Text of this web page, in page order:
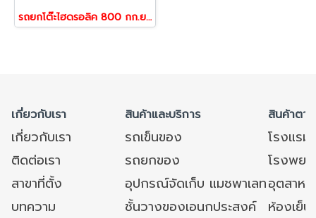
รถยกโต๊ะไฮดรอลิค 800 กก.ยกสูงพิเศษ1.5เมตร Table Lift Truck รุ่น 53403 | Work mate
เกี่ยวกับเรา สินค้าและบริการ สินค้าตา
เกี่ยวกับเรา รถเข็นของ
โรงแร
ติดต่อเรา
รถยกของ
โรงพย
สาขาที่ตั้ง
อุปกรณ์จัดเก็บ แมชพาเลทอุตสาหก
บทความ
ชั้นวางของเอนกประสงค์
ห้องเย็